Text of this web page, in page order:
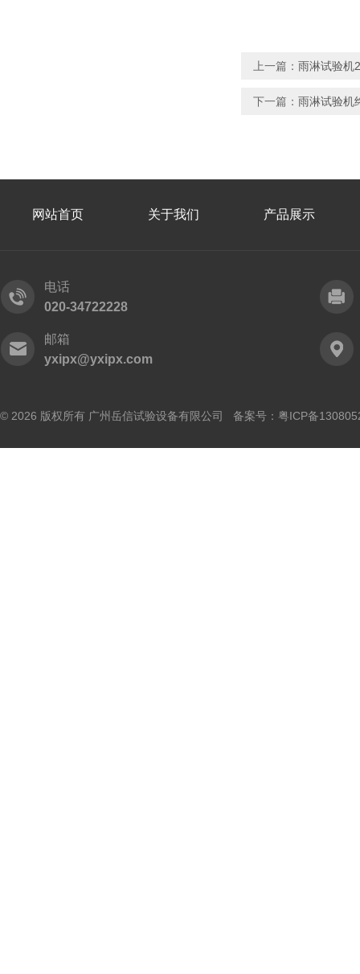
上一篇： 雨淋试验机
下一篇： 雨淋试验机
网站首页 关于我们 产品展示
电话
020-34722228
邮箱
yxipx@yxipx.com
© 2026 版权所有 广州岳信试验设备有限公司 备案号： 粤ICP备